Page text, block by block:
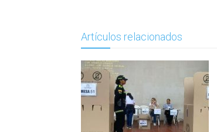
Artículos relacionados